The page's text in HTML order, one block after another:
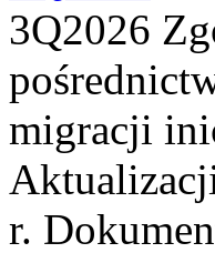
3Q2026
migracji
r.